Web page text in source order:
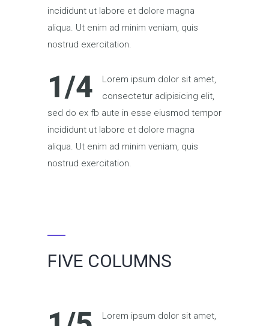
incididunt ut labore et dolore magna
aliqua. Ut enim ad minim veniam, quis
nostrud exercitation.
1/4
Lorem ipsum dolor sit amet,
consectetur adipisicing elit,
sed do ex fb aute in esse eiusmod tempor
incididunt ut labore et dolore magna
aliqua. Ut enim ad minim veniam, quis
nostrud exercitation.
FIVE COLUMNS
Lorem ipsum dolor sit amet,